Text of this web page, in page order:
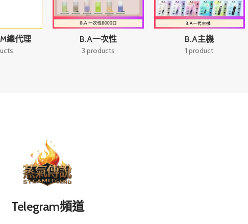
總代理 B.A一次性
3 products
B.A主機
1 product
Telegram頻道